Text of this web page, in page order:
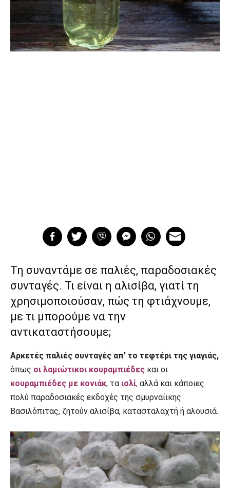
Τη συναντάμε σε παλιές, παραδοσιακές
συνταγές. Τι είναι η αλισίβα, γιατί τη
χρησιμοποιούσαν, πώς τη φτιάχνουμε,
με τι μπορούμε να την
αντικαταστήσουμε;
Αρκετές παλιές συνταγές απ’ το τεφτέρι της γιαγιάς,
όπως οι λαμιώτικοι κουραμπιέδες και οι
κουραμπιέδες με κονιάκ, τα ισλί, αλλά και κάποιες
πολύ παραδοσιακές εκδοχές της σμυρναίικης
Βασιλόπιτας, ζητούν αλισίβα, κατασταλαχτή ή αλουσιά.